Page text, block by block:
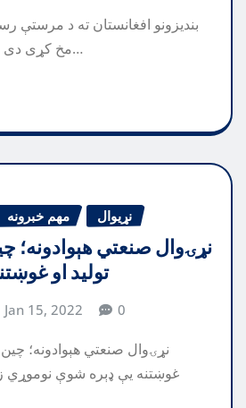
بندیزونو افغانستان ته د مرستې
مخ کړی دی د ده په وینا د امریکا د…
مهم خبرونه نړیوال
نړۍوال صنعتي هېوادونه؛
تولید او غوښتنه يې ډېره شوې
Jan 15, 2022 0
نړۍوال صنعتي هېوادونه؛ چین
غوښتنه يې ډېره شوې نوموړي